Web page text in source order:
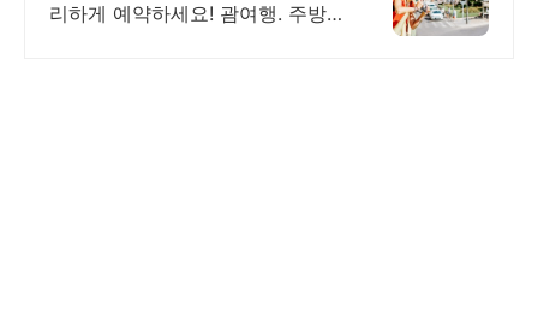
리하게 예약하세요! 괌여행. 주방,